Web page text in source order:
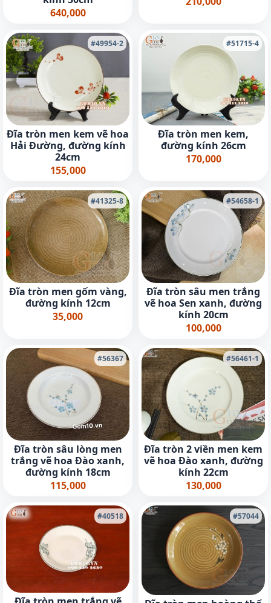
640,000
#49954-2
Đĩa tròn men kem vẽ hoa
Hải Đường, đường kính
24cm
155,000
#51715-4
Đĩa tròn men kem,
đường kính 26cm
170,000
#41325-8
Đĩa tròn men gốm vàng,
đường kính 12cm
35,000
#54658-1
Đĩa tròn sâu men trắng
vẽ hoa Sen xanh, đường
kính 20cm
100,000
#56367
Đĩa tròn sâu lòng men
trắng vẽ hoa Đào xanh,
đường kính 18cm
115,000
#56461-1
Đĩa tròn 2 viền men kem
vẽ hoa Đào xanh, đường
kính 22cm
130,000
#40518 #57044